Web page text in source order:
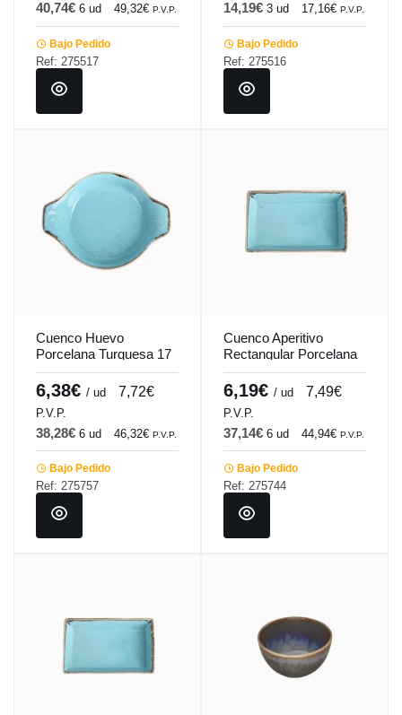
40,74€ 6 ud 49,32€ P.V.P.
Bajo Pedido
Ref: 275517
14,19€ 3 ud 17,16€ P.V.P.
Bajo Pedido
Ref: 275516
Cuenco Huevo
Porcelana Turquesa 17
Cm Seasons Porland
6,38€ / ud 7,72€
P.V.P.
38,28€ 6 ud 46,32€ P.V.P.
Bajo Pedido
Ref: 275757
Cuenco Aperitivo
Rectangular Porcelana
Turquesa 16 Cm
Seasons Porland
6,19€ / ud 7,49€
P.V.P.
37,14€ 6 ud 44,94€ P.V.P.
Bajo Pedido
Ref: 275744